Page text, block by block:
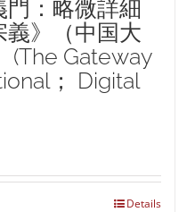
門：略微詳細
義》（中国大
(The Gateway
； Digital
Details